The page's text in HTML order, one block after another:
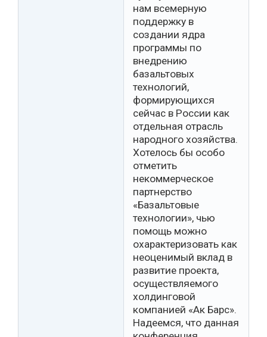
нам всемерную
поддержку в
создании ядра
программы по
внедрению
базальтовых
технологий,
формирующихся
сейчас в России как
отдельная отрасль
народного хозяйства.
Хотелось бы особо
отметить
некоммерческое
партнерство
«Базальтовые
технологии», чью
помощь можно
охарактеризовать как
неоценимый вклад в
развитие проекта,
осуществляемого
холдинговой
компанией «Ак Барс».
Надеемся, что данная